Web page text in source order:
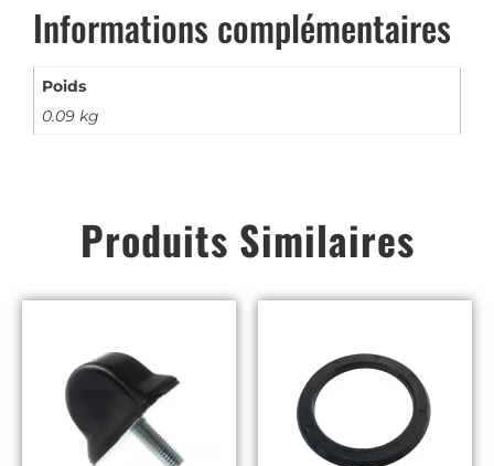
Informations complémentaires
Poids
0.09 kg
Produits Similaires